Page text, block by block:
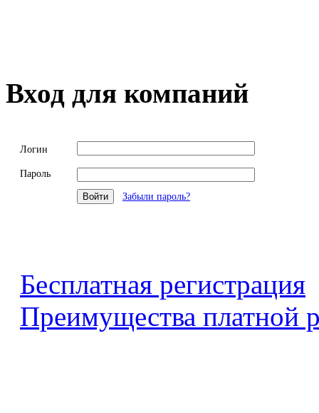
Вход для компаний
Логин
Пароль
Забыли пароль?
Бесплатная регистрация
Преимущества платной